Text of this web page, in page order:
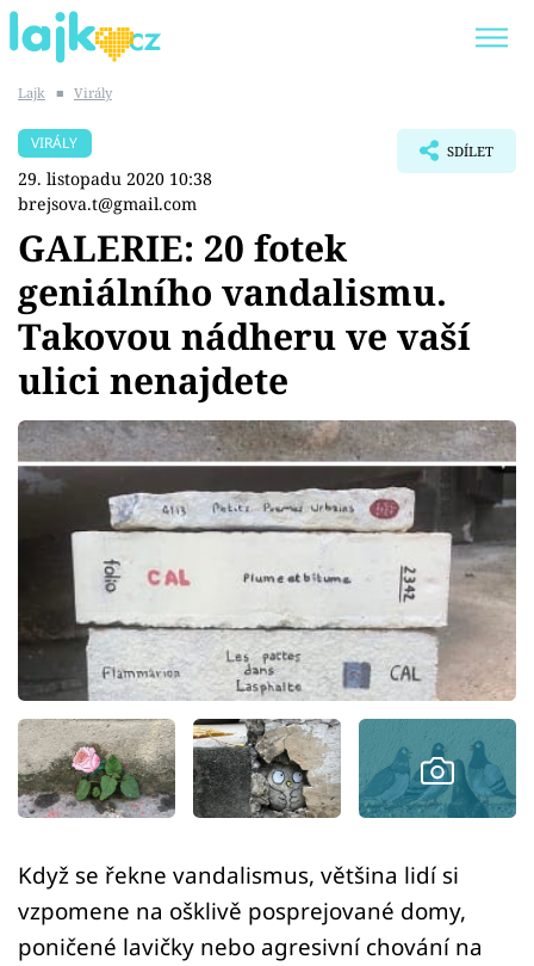
SHOPAHOLICADEL
Témata
Showbyznys
Youtubeři
Virály
Sex a vztahy
Videa
Sledujte prima+
Přihlášení
Sledujte nás
Lajk ■ Virály
VIRÁLY
29. listopadu 2020 10:38
brejsova.t@gmail.com
SDÍLET
GALERIE: 20 fotek
geniálního vandalismu.
Takovou nádheru ve vaší
ulici nenajdete
Když se řekne vandalismus, většina lidí si
vzpomene na ošklivě posprejované domy,
poničené lavičky nebo agresivní chování na